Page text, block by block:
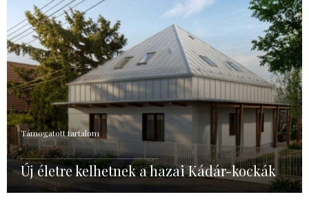
Támogatott tartalom
Új életre kelhetnek a hazai Kádár-kockák